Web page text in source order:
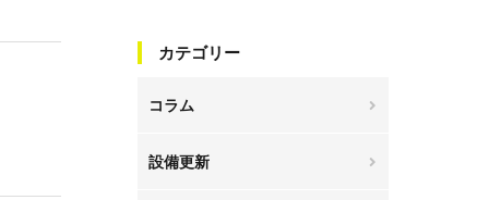
カテゴリー
コラム
設備更新